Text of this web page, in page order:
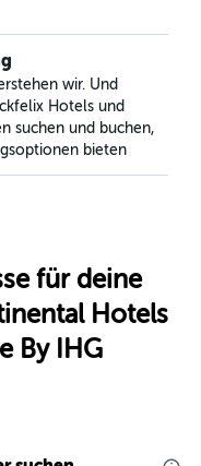
wir. Und
Hotels und
suchen und buchen,
bieten
für deine
Hotels
By IHG